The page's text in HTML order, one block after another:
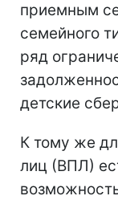
приемным
семейного
ряд
детские
К тому же
лиц (ВПЛ)